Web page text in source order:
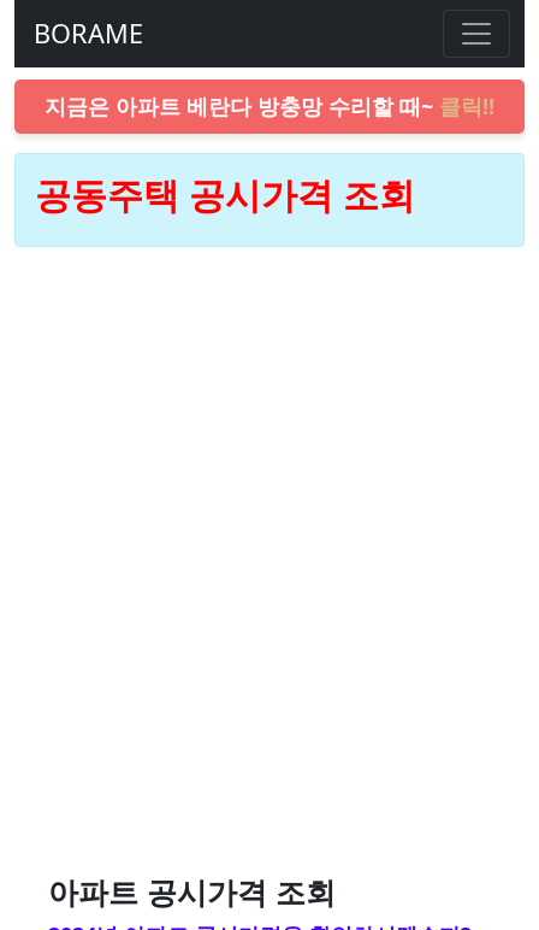
BORAME
지금은 아파트 베란다 방충망 수리할 때~ 클릭!!
공동주택 공시가격 조회
아파트 공시가격 조회